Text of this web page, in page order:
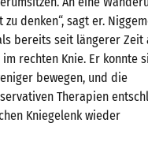
zu denken“, sagt er.
bereits seit längerer Zeit
rechten Knie. Er konnte
bewegen, und die
Therapien
Kniegelenk wieder